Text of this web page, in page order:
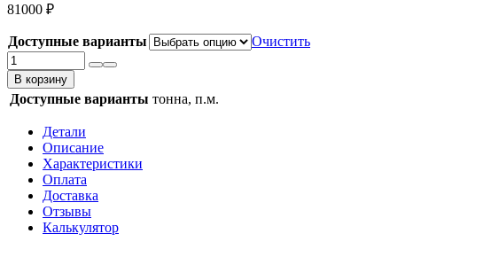
81000 ₽
Доступные варианты
Очистить
Количество
товара
Труба
электросварная
17Г1С
ст20
09Г2С
В корзину
Доступные варианты тонна, п.м.
Детали
Описание
Характеристики
Оплата
Доставка
Отзывы
Калькулятор